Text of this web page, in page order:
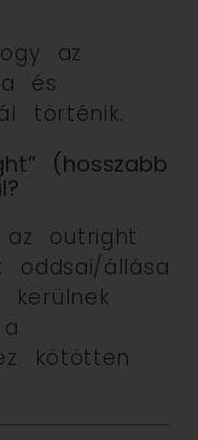
az
és
történik.
(hosszabb
outright
oddsai/állása
kerülnek
kötötten